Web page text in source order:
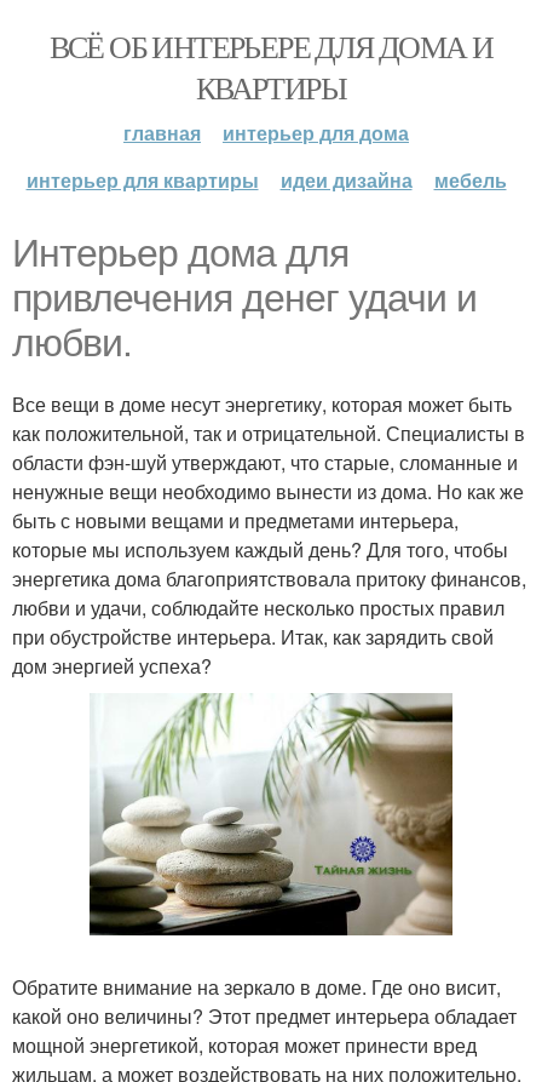
ВСЁ ОБ ИНТЕРЬЕРЕ ДЛЯ ДОМА И
КВАРТИРЫ
главная
интерьер для дома
интерьер для квартиры
идеи дизайна мебель
Интерьер дома для
привлечения денег удачи и
любви.
Все вещи в доме несут энергетику, которая может быть
как положительной, так и отрицательной. Специалисты в
области фэн-шуй утверждают, что старые, сломанные и
ненужные вещи необходимо вынести из дома. Но как же
быть с новыми вещами и предметами интерьера,
которые мы используем каждый день? Для того, чтобы
энергетика дома благоприятствовала притоку финансов,
любви и удачи, соблюдайте несколько простых правил
при обустройстве интерьера. Итак, как зарядить свой
дом энергией успеха?
Обратите внимание на зеркало в доме. Где оно висит,
какой оно величины? Этот предмет интерьера обладает
мощной энергетикой, которая может принести вред
жильцам, а может воздействовать на них положительно.